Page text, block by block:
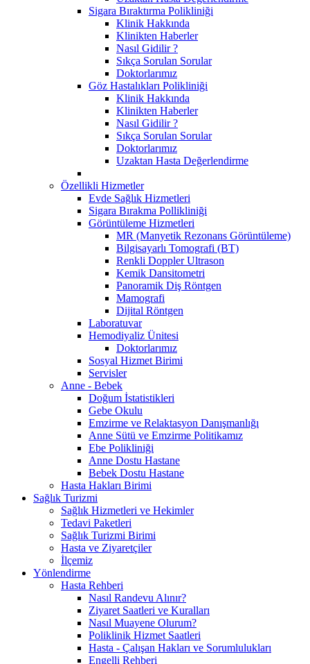
Sigara Bıraktırma Polikliniği
Klinik Hakkında
Klinikten Haberler
Nasıl Gidilir ?
Sıkça Sorulan Sorular
Doktorlarımız
Göz Hastalıkları Polikliniği
Klinik Hakkında
Klinikten Haberler
Nasıl Gidilir ?
Sıkça Sorulan Sorular
Doktorlarımız
Uzaktan Hasta Değerlendirme
Özellikli Hizmetler
Evde Sağlık Hizmetleri
Sigara Bırakma Pollikliniği
Görüntüleme Hizmetleri
MR (Manyetik Rezonans Görüntüleme)
Bilgisayarlı Tomografi (BT)
Renkli Doppler Ultrason
Kemik Dansitometri
Panoramik Diş Röntgen
Mamografi
Dijital Röntgen
Laboratuvar
Hemodiyaliz Ünitesi
Doktorlarımız
Sosyal Hizmet Birimi
Servisler
Anne - Bebek
Doğum İstatistikleri
Gebe Okulu
Emzirme ve Relaktasyon Danışmanlığı
Anne Sütü ve Emzirme Politikamız
Ebe Polikliniği
Anne Dostu Hastane
Bebek Dostu Hastane
Hasta Hakları Birimi
Sağlık Turizmi
Sağlık Hizmetleri ve Hekimler
Tedavi Paketleri
Sağlık Turizmi Birimi
Hasta ve Ziyaretçiler
İlçemiz
Yönlendirme
Hasta Rehberi
Nasıl Randevu Alınır?
Ziyaret Saatleri ve Kuralları
Nasıl Muayene Olurum?
Poliklinik Hizmet Saatleri
Hasta - Çalışan Hakları ve Sorumlulukları
Engelli Rehberi